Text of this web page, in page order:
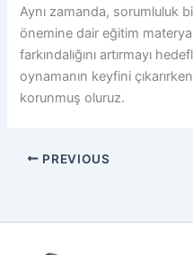
Aynı zamanda, sorumluluk
önemine dair eğitim
farkındalığını artırmayı
oynamanın keyfini
korunmuş oluruz.
PREVIOUS